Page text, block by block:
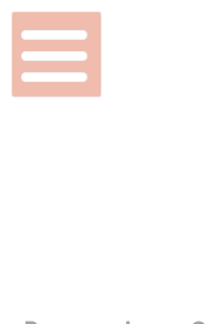
Home